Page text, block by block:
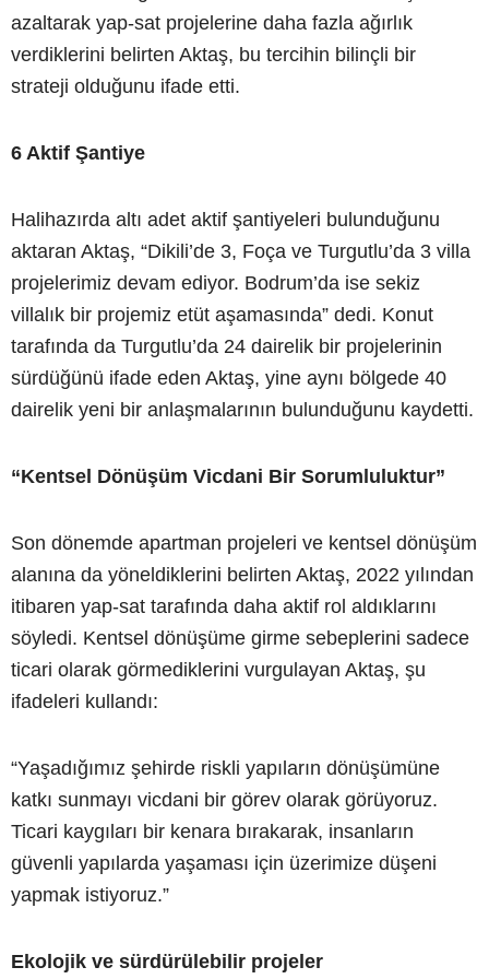
azaltarak yap-sat projelerine daha fazla ağırlık
verdiklerini belirten Aktaş, bu tercihin bilinçli bir
strateji olduğunu ifade etti.
6 Aktif Şantiye
Halihazırda altı adet aktif şantiyeleri bulunduğunu
aktaran Aktaş, “Dikili’de 3, Foça ve Turgutlu’da 3 villa
projelerimiz devam ediyor. Bodrum’da ise sekiz
villalık bir projemiz etüt aşamasında” dedi. Konut
tarafında da Turgutlu’da 24 dairelik bir projelerinin
sürdüğünü ifade eden Aktaş, yine aynı bölgede 40
dairelik yeni bir anlaşmalarının bulunduğunu kaydetti.
“Kentsel Dönüşüm Vicdani Bir Sorumluluktur”
Son dönemde apartman projeleri ve kentsel dönüşüm
alanına da yöneldiklerini belirten Aktaş, 2022 yılından
itibaren yap-sat tarafında daha aktif rol aldıklarını
söyledi. Kentsel dönüşüme girme sebeplerini sadece
ticari olarak görmediklerini vurgulayan Aktaş, şu
ifadeleri kullandı:
“Yaşadığımız şehirde riskli yapıların dönüşümüne
katkı sunmayı vicdani bir görev olarak görüyoruz.
Ticari kaygıları bir kenara bırakarak, insanların
güvenli yapılarda yaşaması için üzerimize düşeni
yapmak istiyoruz.”
Ekolojik ve sürdürülebilir projeler